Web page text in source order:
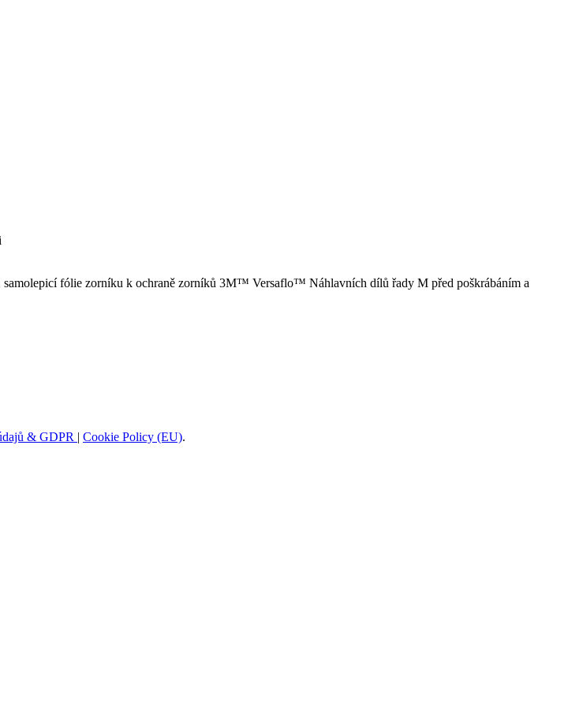
fólie zorníku k ochraně zorníků 3M™ Versaflo™ Náhlavních dílů řady M před poškrábáním a
& GDPR | Cookie Policy (EU).